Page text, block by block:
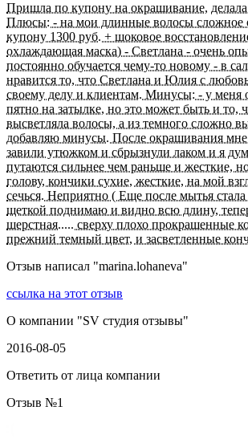
Пришла по купону на окрашивание, делала
Плюсы: - на мои длинные волосы сложное
купону 1300 руб. + шоковое
охлаждающая маска) - Светлана - очень
постоянно обучается чему-то новому - в
нравится то, что Светлана и Юлия с
своему делу и клиентам. Минусы: - у меня
пятно на затылке, но это может быть и то,
высветляла волосы, а из темного сложно
добавляю минусы. После окрашивания
завили утюжком и сбрызнули лаком и я
путаются сильнее чем раньше и жесткие,
голову, кончики сухие, жесткие, на мой
сечься. Неприятно ( Еще после мытья
щеткой поднимаю и видно всю длину,
шерстная..... сверху плохо прокрашенные
прежний темный цвет, и засветленные
Отзыв написал "marina.lohaneva"
ссылка на этот отзыв
О компании "SV студия отзывы"
2016-08-05
Ответить от лица компании
Отзыв №1